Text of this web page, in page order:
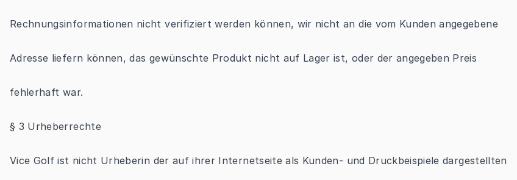
Rechnungsinformationen nicht verifiziert werden können, wir nicht an die vom Kunden angegebene
Adresse liefern können, das gewünschte Produkt nicht auf Lager ist, oder der angegeben Preis
fehlerhaft war.
§ 3 Urheberrechte
Vice Golf ist nicht Urheberin der auf ihrer Internetseite als Kunden- und Druckbeispiele dargestellten